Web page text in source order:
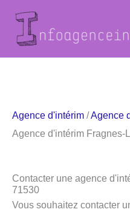
contenu
Agence d'intérim /Agence
Agence d'intérim Fragnes-
Contacter une agence
71530
Vous souhaitez contacter